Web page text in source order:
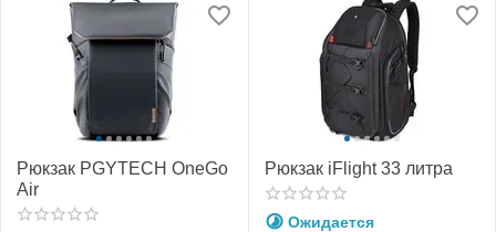
Рюкзак PGYTECH OneGo
Air
Рюкзак iFlight 33 литра
Ожидается